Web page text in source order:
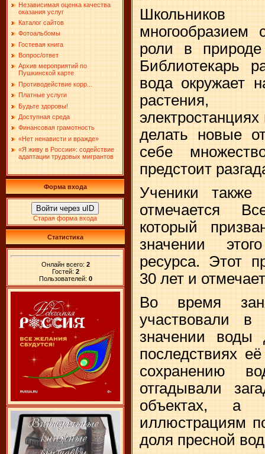
Независимая оценка качества
оказания услуг
Каталог сайтов
Фотоальбомы
Гостевая книга
Вопрос/ответ
Архив мероприятий по
Пушкинской карте
Противодействие корр...
Платные услуги
Будьте здоровы!
Доступная среда
Финансовая грамотность
«Нет ненависти и вражде»
«Я живу в России»: содействие
адаптации трудовых мигрантов
Форма входа
Войти через uID
Старая форма входа
Статистика
Онлайн всего: 2
Гостей: 2
Пользователей: 0
роли в
Библиотекарь
вода окружает
растения,
делать новые
себе
предстоит
Ученики
отмечается
который
значении
ресурса. Этот
30 лет и
Во время
участвовали в
значении
последствиях
сохранению
отгадывали
объектах, а
иллюстрациям
доля пресной